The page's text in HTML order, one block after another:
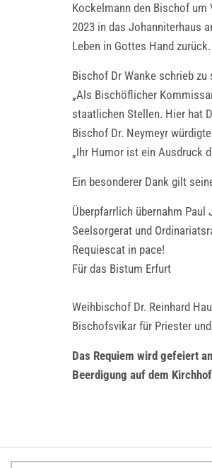
Kockelmann den Bischof um
2023 in das Johanniterhaus
Leben in Gottes Hand zurück.
Bischof Dr Wanke schrieb zu
„Als Bischöflicher
staatlichen Stellen. Hier hat
Bischof Dr. Neymeyr
„Ihr Humor ist ein Ausdruck
Ein besonderer Dank gilt
Überpfarrlich übernahm
Seelsorgerat und
Requiescat in pace!
Für das Bistum Erfurt
Weihbischof Dr. Reinhard
Bischofsvikar für Priester
Das Requiem wird gefeiert
Beerdigung auf dem